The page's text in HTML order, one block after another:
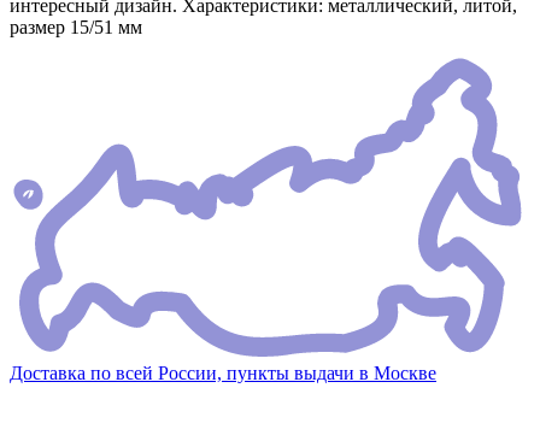
интересный дизайн. Характеристики: металлический, литой,
размер 15/51 мм
Доставка по всей России, пункты выдачи в Москве